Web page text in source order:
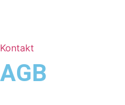
Kontakt
AGB